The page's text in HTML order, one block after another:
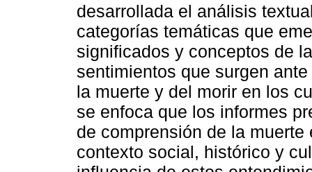
desarrollada el análisis
categorías temáticas que
significados y conceptos de
sentimientos que surgen
la muerte y del morir en los
se enfoca que los informes
de comprensión de la
contexto social, histórico y